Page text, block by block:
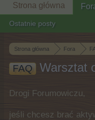
Strona główna Fora
FAQ Warsztat
Drogi Forumowiczu,
jeśli chcesz brać
Strona główna
Ostatnie posty